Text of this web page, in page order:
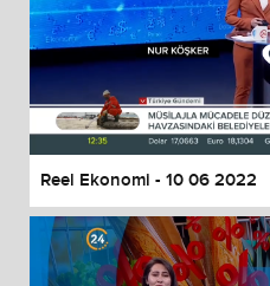
Reel Ekonomi - 10 06 2022